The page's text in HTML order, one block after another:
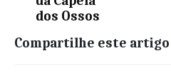
dos Ossos
Compartilhe este